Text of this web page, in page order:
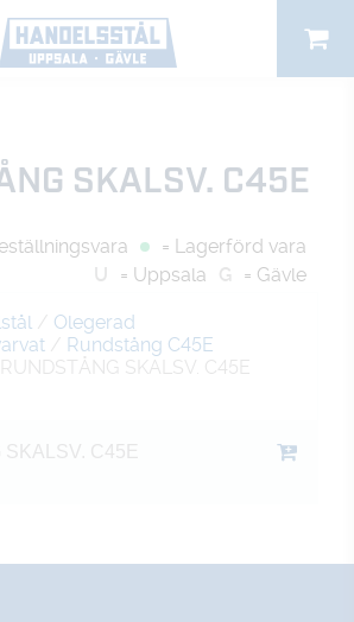
SKALSV. C45E
= Lagerförd vara
U
= Uppsala G = Gävle
/ Olegerad
/ Rundstång C45E
SKALSV. C45E
C45E